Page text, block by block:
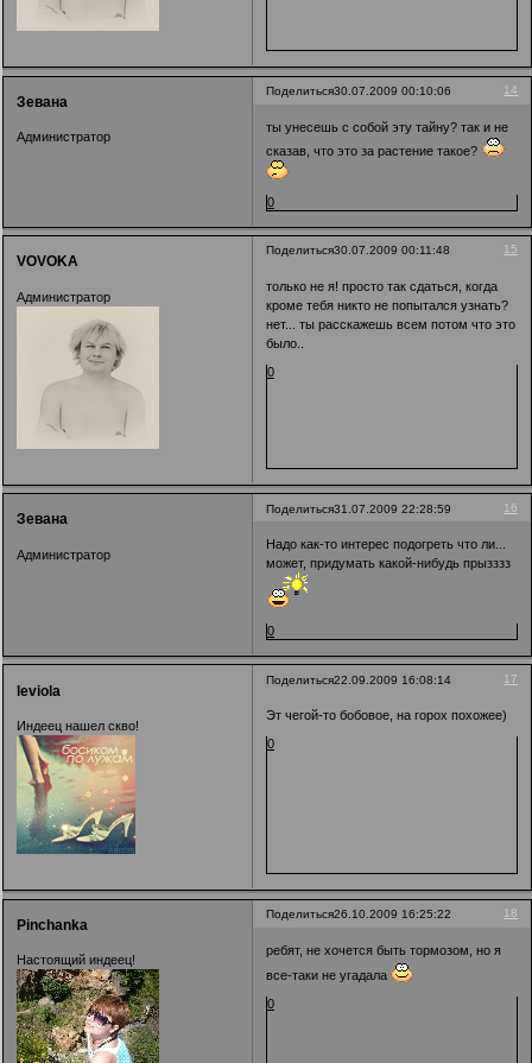
Поделиться 14
30.07.2009 00:10:06
Зевана
Администратор
ты унесешь с собой эту тайну? так и не
сказав, что это за растение такое?
0
Поделиться 15
30.07.2009 00:11:48
VOVOKA
Администратор
только не я! просто так сдаться, когда
кроме тебя никто не попытался узнать?
нет... ты расскажешь всем потом что это
было..
0
Поделиться 16
31.07.2009 22:28:59
Зевана
Администратор
Надо как-то интерес подогреть что ли...
может, придумать какой-нибудь прызззз
0
Поделиться 17
22.09.2009 16:08:14
leviola
Индеец нашел скво!
Эт чегой-то бобовое, на горох похожее)
0
Поделиться 18
26.10.2009 16:25:22
Pinchanka
Настоящий индеец!
ребят, не хочется быть тормозом, но я
все-таки не угадала
0